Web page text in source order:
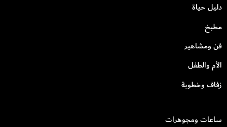
دليل حياة
مطبخ
فن ومشاهير
الأم والطفل
زفاف وخطوبة
ساعات ومجوهرات